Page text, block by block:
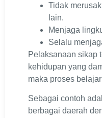
Tidak
lain.
Menjaga
Selalu
Pelaksanaan sikap
kehidupan yang
maka proses
Sebagai contoh
berbagai daerah